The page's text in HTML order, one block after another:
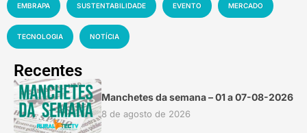
EMBRAPA SUSTENTABILIDADE EVENTO MERCADO
TECNOLOGIA NOTÍCIA
Recentes
Manchetes da semana – 01 a 07-08-2026
8 de agosto de 2026